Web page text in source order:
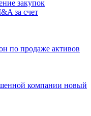
закупок
за счет
по продаже активов
компании новый